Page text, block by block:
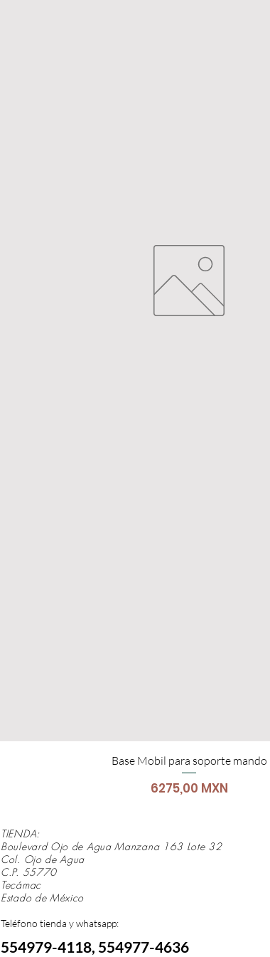
Base Mobil para soporte mando
Precio
6275,00 MXN
TIENDA:
Boulevard Ojo de Agua Manzana 163 Lote 32
Col. Ojo de Agua
C.P. 55770
Tecámac
Estado de México
Teléfono tienda y whatsapp:
554979-4118, 554977-4636